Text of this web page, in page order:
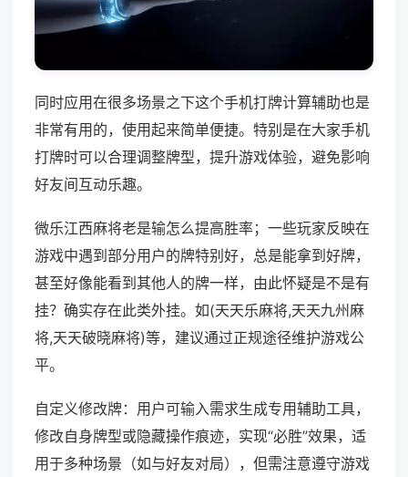
同时应用在很多场景之下这个手机打牌计算辅助也是
非常有用的，使用起来简单便捷。特别是在大家手机
打牌时可以合理调整牌型，提升游戏体验，避免影响
好友间互动乐趣。
微乐江西麻将老是输怎么提高胜率；一些玩家反映在
游戏中遇到部分用户的牌特别好，总是能拿到好牌，
甚至好像能看到其他人的牌一样，由此怀疑是不是有
挂？确实存在此类外挂。如(天天乐麻将,天天九州麻
将,天天破晓麻将)等，建议通过正规途径维护游戏公
平。
自定义修改牌：用户可输入需求生成专用辅助工具，
修改自身牌型或隐藏操作痕迹，实现“必胜”效果，适
用于多种场景（如与好友对局），但需注意遵守游戏